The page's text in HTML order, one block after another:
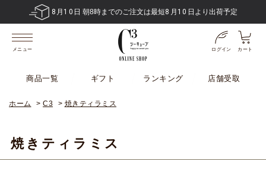
8 月 10 日 朝8時までのご注文は最短8 月 10 日より出荷予定
メニュー ログイン カート
商品一覧 ギフト ランキング 店舗受取
ホーム > C3 > 焼きティラミス
焼きティラミス